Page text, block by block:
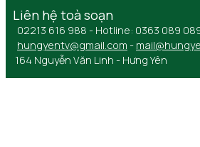
Liên hệ toà soạn
02213 616 988 - Hotline: 0363 089
hungyentv@gmail.com -
164 Nguyễn Văn Linh - Hưng Yên